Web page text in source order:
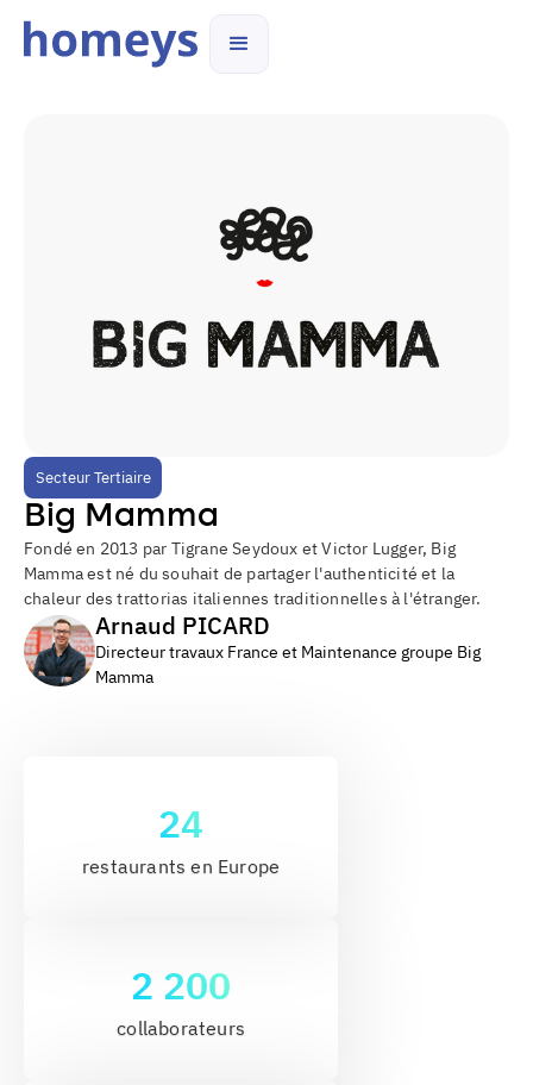
Secteur Tertiaire
Big Mamma
Fondé en 2013 par Tigrane Seydoux et Victor Lugger, Big
Mamma est né du souhait de partager l'authenticité et la
chaleur des trattorias italiennes traditionnelles à l'étranger.
Arnaud PICARD
Directeur travaux France et Maintenance groupe Big
Mamma
24
restaurants en Europe
2 200
collaborateurs